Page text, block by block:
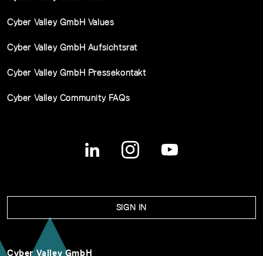
Cyber Valley GmbH Values
Cyber Valley GmbH Aufsichtsrat
Cyber Valley GmbH Pressekontakt
Cyber Valley Community FAQs
SIGN IN
Cyber Valley GmbH